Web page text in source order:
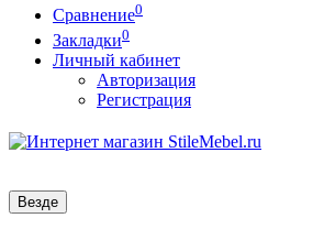
Сравнение0
Закладки0
Личный кабинет
Авторизация
Регистрация
Везде